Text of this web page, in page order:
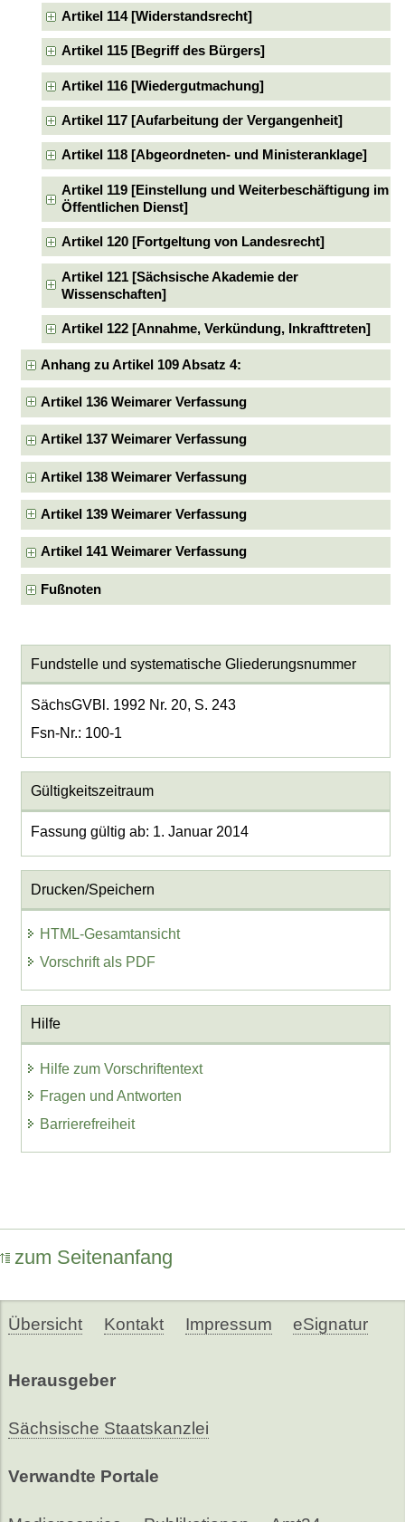
Artikel 114 [Widerstandsrecht]
Artikel 115 [Begriff des Bürgers]
Artikel 116 [Wiedergutmachung]
Artikel 117 [Aufarbeitung der Vergangenheit]
Artikel 118 [Abgeordneten- und Ministeranklage]
Artikel 119 [Einstellung und Weiterbeschäftigung im
Öffentlichen Dienst]
Artikel 120 [Fortgeltung von Landesrecht]
Artikel 121 [Sächsische Akademie der
Wissenschaften]
Artikel 122 [Annahme, Verkündung, Inkrafttreten]
Anhang zu Artikel 109 Absatz 4:
Artikel 136 Weimarer Verfassung
Artikel 137 Weimarer Verfassung
Artikel 138 Weimarer Verfassung
Artikel 139 Weimarer Verfassung
Artikel 141 Weimarer Verfassung
Fußnoten
Fundstelle und systematische Gliederungsnummer
SächsGVBl. 1992 Nr. 20, S. 243
Fsn-Nr.: 100-1
Gültigkeitszeitraum
Fassung gültig ab: 1. Januar 2014
Drucken/Speichern
HTML-Gesamtansicht
Vorschrift als PDF
Hilfe
Hilfe zum Vorschriftentext
Fragen und Antworten
Barrierefreiheit
zum Seitenanfang
Übersicht Kontakt Impressum eSignatur
Herausgeber
Sächsische Staatskanzlei
Verwandte Portale